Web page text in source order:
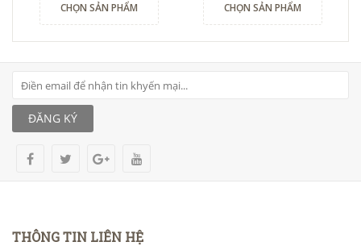
CHỌN SẢN PHẨM CHỌN SẢN PHẨM
ĐĂNG KÝ
THÔNG TIN LIÊN HỆ